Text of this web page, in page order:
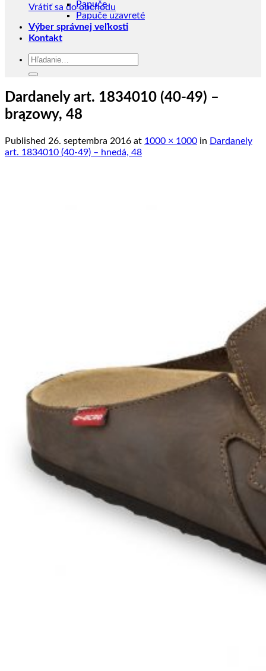
Vrátiť sa do obchodu
Papuče
Papuče uzavreté
Výber správnej veľkosti
Kontakt
Hľadať:
Dardanely art. 1834010 (40-49) –
brązowy, 48
Published 26. septembra 2016 at 1000 × 1000 in Dardanely
art. 1834010 (40-49) – hnedá, 48